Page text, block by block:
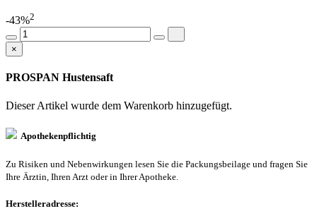
-43%2
×
PROSPAN Hustensaft
Dieser Artikel wurde dem Warenkorb hinzugefügt.
Apothekenpflichtig
Zu Risiken und Nebenwirkungen lesen Sie die Packungsbeilage und fragen Sie
Ihre Ärztin, Ihren Arzt oder in Ihrer Apotheke.
Herstelleradresse: